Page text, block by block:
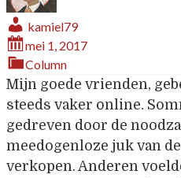
kamiel79
mei 1, 2017
Column
Mijn goede vrienden,
steeds vaker online.
gedreven door de
meedogenloze juk van
verkopen. Anderen